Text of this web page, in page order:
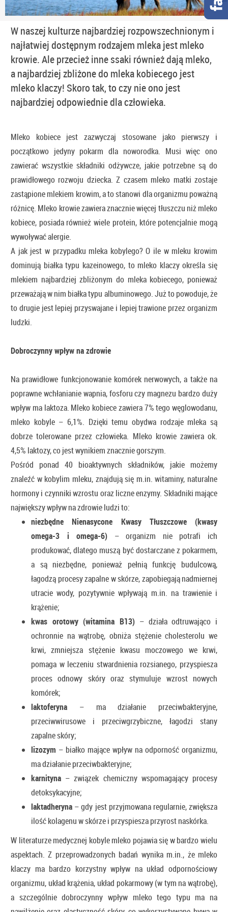
W naszej kulturze najbardziej rozpowszechnionym i
najłatwiej dostępnym rodzajem mleka jest mleko
krowie. Ale przecież inne ssaki również dają mleko,
a najbardziej zbliżone do mleka kobiecego jest
mleko klaczy! Skoro tak, to czy nie ono jest
najbardziej odpowiednie dla człowieka.
Mleko kobiece jest zazwyczaj stosowane jako pierwszy i
początkowo jedyny pokarm dla noworodka. Musi więc ono
zawierać wszystkie składniki odżywcze, jakie potrzebne są do
prawidłowego rozwoju dziecka. Z czasem mleko matki zostaje
zastąpione mlekiem krowim, a to stanowi dla organizmu poważną
różnicę. Mleko krowie zawiera znacznie więcej tłuszczu niż mleko
kobiece, posiada również wiele protein, które potencjalnie mogą
wywoływać alergie.
A jak jest w przypadku mleka kobylego? O ile w mleku krowim
dominują białka typu kazeinowego, to mleko klaczy określa się
mlekiem najbardziej zbliżonym do mleka kobiecego, ponieważ
przeważają w nim białka typu albuminowego. Już to powoduje, że
to drugie jest lepiej przyswajane i lepiej trawione przez organizm
ludzki.
Dobroczynny wpływ na zdrowie
Na prawidłowe funkcjonowanie komórek nerwowych, a także na
poprawne wchłanianie wapnia, fosforu czy magnezu bardzo duży
wpływ ma laktoza. Mleko kobiece zawiera 7% tego węglowodanu,
mleko kobyle – 6,1%. Dzięki temu obydwa rodzaje mleka są
dobrze tolerowane przez człowieka. Mleko krowie zawiera ok.
4,5% laktozy, co jest wynikiem znacznie gorszym.
Pośród ponad 40 bioaktywnych składników, jakie możemy
znaleźć w kobylim mleku, znajdują się m.in. witaminy, naturalne
hormony i czynniki wzrostu oraz liczne enzymy. Składniki mające
największy wpływ na zdrowie ludzi to:
niezbędne Nienasycone Kwasy Tłuszczowe (kwasy
omega-3 i omega-6) – organizm nie potrafi ich
produkować, dlatego muszą być dostarczane z pokarmem,
a są niezbędne, ponieważ pełnią funkcję budulcową,
łagodzą procesy zapalne w skórze, zapobiegają nadmiernej
utracie wody, pozytywnie wpływają m.in. na trawienie i
krążenie;
kwas orotowy (witamina B13) – działa odtruwająco i
ochronnie na wątrobę, obniża stężenie cholesterolu we
krwi, zmniejsza stężenie kwasu moczowego we krwi,
pomaga w leczeniu stwardnienia rozsianego, przyspiesza
proces odnowy skóry oraz stymuluje wzrost nowych
komórek;
laktoferyna – ma działanie przeciwbakteryjne,
przeciwwirusowe i przeciwgrzybiczne, łagodzi stany
zapalne skóry;
lizozym – białko mające wpływ na odporność organizmu,
ma działanie przeciwbakteryjne;
karnityna – związek chemiczny wspomagający procesy
detoksykacyjne;
laktadheryna – gdy jest przyjmowana regularnie, zwiększa
ilość kolagenu w skórze i przyspiesza przyrost naskórka.
W literaturze medycznej kobyle mleko pojawia się w bardzo wielu
aspektach. Z przeprowadzonych badań wynika m.in., że mleko
klaczy ma bardzo korzystny wpływ na układ odpornościowy
organizmu, układ krążenia, układ pokarmowy (w tym na wątrobę),
a szczególnie dobroczynny wpływ mleko tego typu ma na